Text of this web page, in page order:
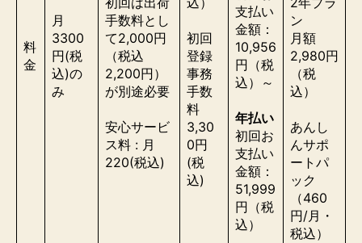
料
金
月
3300
円(税
込)の
み
手数料とし
て2,000円
（税込
2,200円）
が別途必要
安心サービ
ス料 : 月
220(税込)
初回
登録
事務
手数
料
3,30
0円
(税
込)
支払い
金額：
10,956
円（税
込）～
年払い
初回お
支払い
金額：
51,999
円（税
込）
ン
月額
2,980円
（税
込）
あんし
んサポ
ートパ
ック
（460
円/月・
税込）